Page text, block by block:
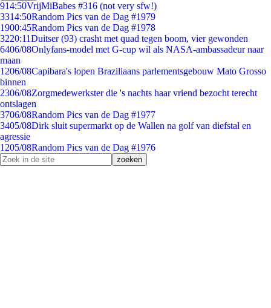
914:50VrijMiBabes #316 (not very sfw!)
3314:50Random Pics van de Dag #1979
1900:45Random Pics van de Dag #1978
3220:11Duitser (93) crasht met quad tegen boom, vier gewonden
6406/08Onlyfans-model met G-cup wil als NASA-ambassadeur naar
maan
1206/08Capibara's lopen Braziliaans parlementsgebouw Mato Grosso
binnen
2306/08Zorgmedewerkster die 's nachts haar vriend bezocht terecht
ontslagen
3706/08Random Pics van de Dag #1977
3405/08Dirk sluit supermarkt op de Wallen na golf van diefstal en
agressie
1205/08Random Pics van de Dag #1976